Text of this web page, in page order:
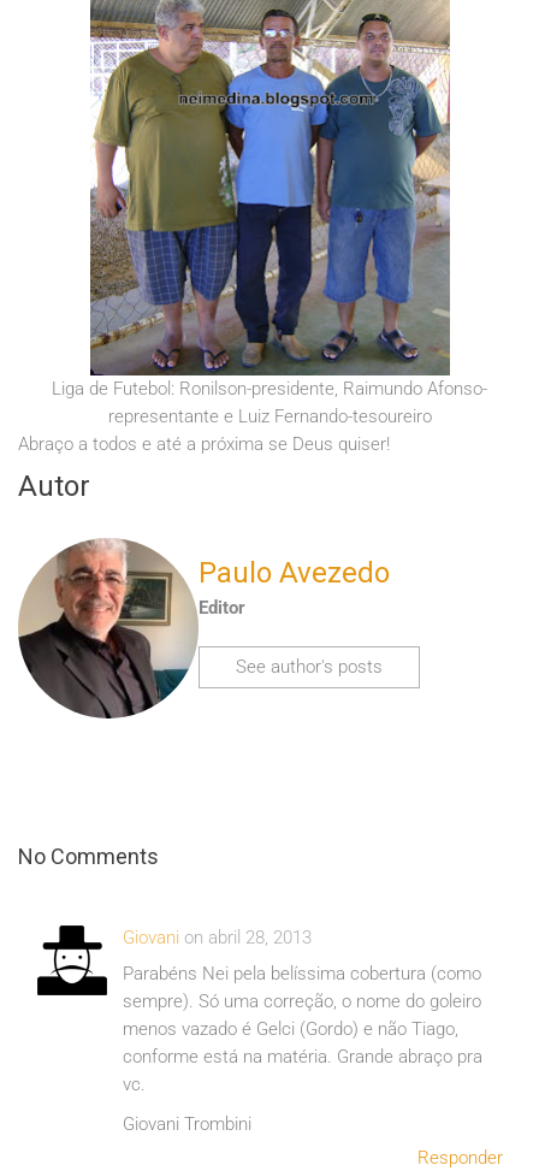
Liga de Futebol: Ronilson-presidente, Raimundo Afonso-
representante e Luiz Fernando-tesoureiro
Abraço a todos e até a próxima se Deus quiser!
Autor
Paulo Avezedo
Editor
See author's posts
No Comments
Giovani on abril 28, 2013
Parabéns Nei pela belíssima cobertura (como
sempre). Só uma correção, o nome do goleiro
menos vazado é Gelci (Gordo) e não Tiago,
conforme está na matéria. Grande abraço pra
vc.
Giovani Trombini
Responder